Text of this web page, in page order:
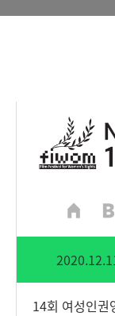
14회 여성인권